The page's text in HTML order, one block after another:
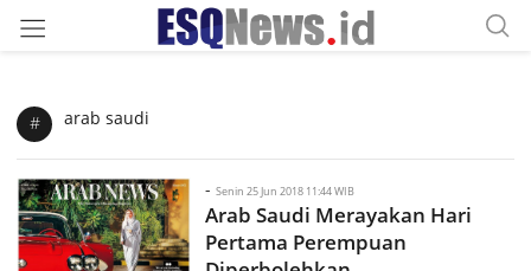
# arab saudi
- Senin 25 Jun 2018 11:44 WIB
Arab Saudi Merayakan Hari
Pertama Perempuan